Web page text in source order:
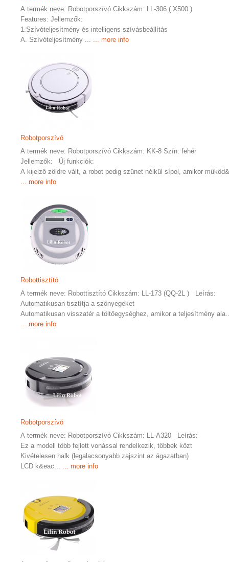
A termék neve: Robotporszívó Cikkszám: LL-306 ( X500 )
Features: Jellemzők:
1.Szívóteljesítmény és intelligens szívásbeállítás
A. Szívóteljesítmény ...
... more info
Robotporszívó
A termék neve: Robotporszívó Cikkszám: KK-8 Szín: fehér
Jellemzők: Új funkciók:
A kijelző zöldre vált, a robot pedig szünet nélkül sípol, amikor
... more info
Robottisztító
A termék neve: Robottisztító Cikkszám: LL-173 (QQ-2L ) Leírás:
Automatikusan tisztítja a szőnyegeket
Automatikusan visszatér a töltőegységhez, amikor a teljesítmény
... more info
Robotporszívó
A termék neve: Robotporszívó Cikkszám: LL-A320 Leírás:
Ez a modell több fejlett vonással rendelkezik, többek közt
Kivételesen halk (legalacsonyabb zajszint az ágazatban)
LCD k&eac...
... more info